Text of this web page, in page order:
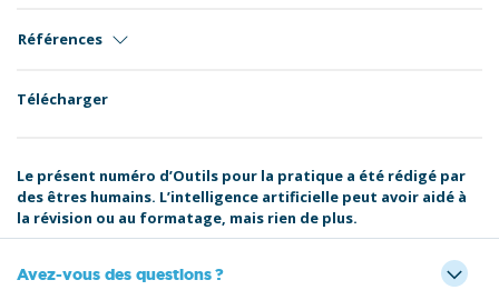
Références
Télécharger
Le présent numéro d’Outils pour la pratique a été rédigé par
des êtres humains. L’intelligence artificielle peut avoir aidé à
la révision ou au formatage, mais rien de plus.
Avez-vous des questions ?